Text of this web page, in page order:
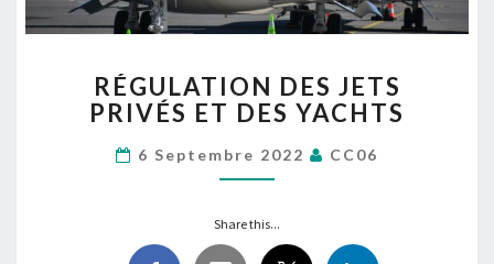
DES
JETS
ET
DES
RÉGULATION DES JETS
PRIVÉS ET DES YACHTS
6 Septembre 2022 CC06
Share this...